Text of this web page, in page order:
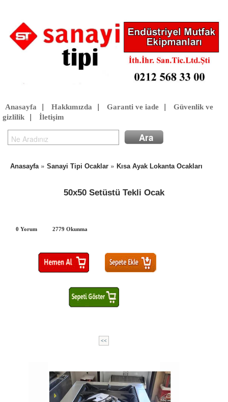
Anasayfa Hakkımızda Garanti ve iade
Güvenlik ve
gizlilik
İletişim
Anasayfa» Sanayi Tipi Ocaklar » Kısa Ayak Lokanta Ocakları
50x50 Setüstü Tekli Ocak
0 Yorum 2779 Okunma
<<